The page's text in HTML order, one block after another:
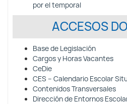
por el temporal
ACCESOS
Base de Legislación
Cargos y Horas Vacantes
CeDie
CES – Calendario Escolar
Contenidos Transversales
Dirección de Entornos